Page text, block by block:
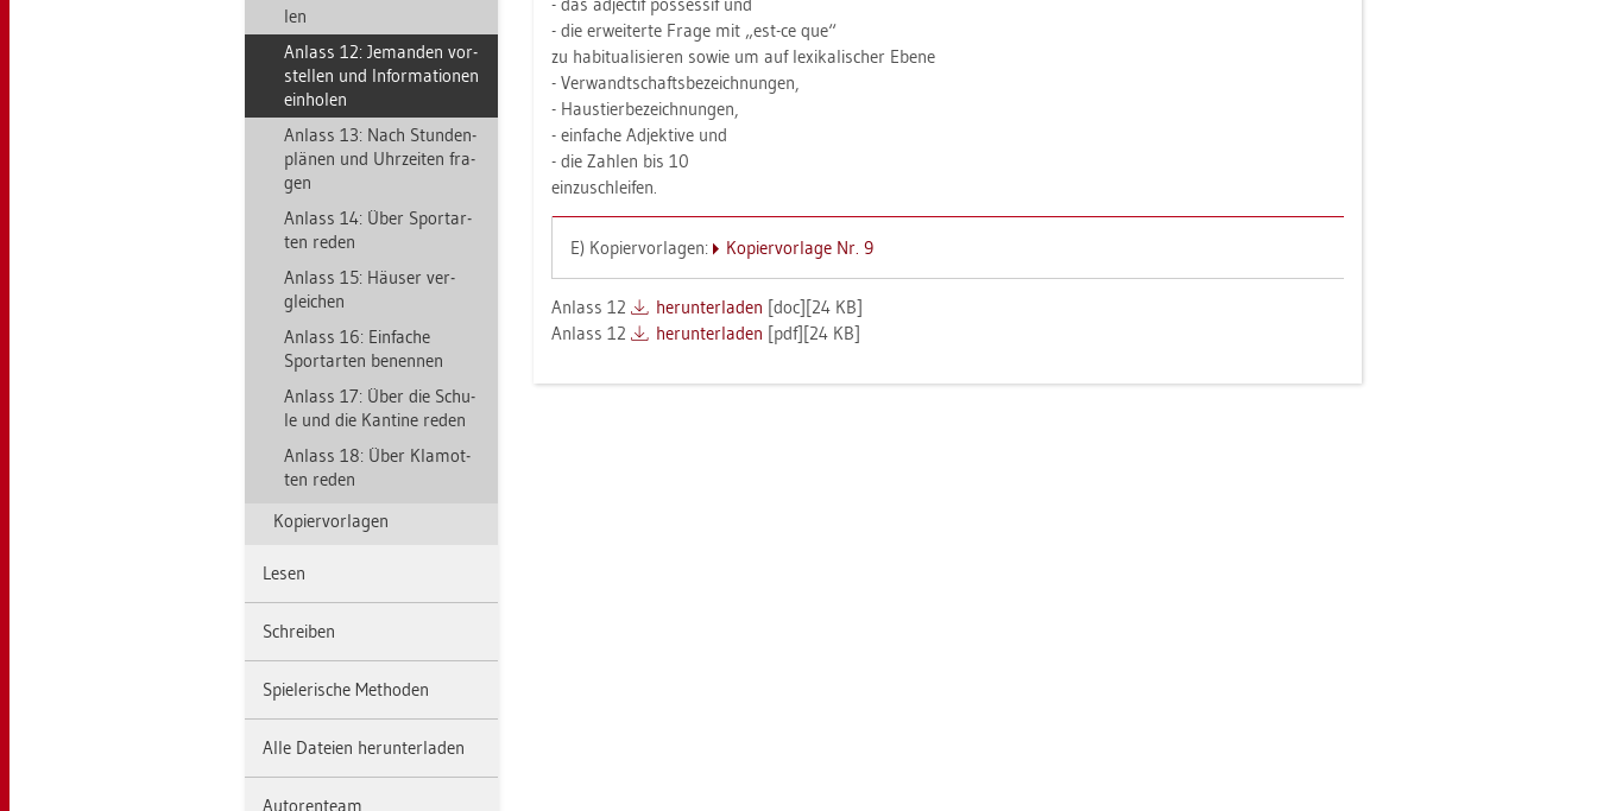
len
An­lass 12: Je­man­den vor­
stel­len und In­for­ma­tio­nen
ein­ho­len
An­lass 13: Nach Stun­den­
plä­nen und Uhr­zei­ten fra­
gen
An­lass 14: Über Sport­ar­
ten reden
An­lass 15: Häu­ser ver­
glei­chen
An­lass 16: Ein­fa­che
Sport­ar­ten be­nen­nen
An­lass 17: Über die Schu­
le und die Kan­ti­ne reden
An­lass 18: Über Kla­mot­
ten reden
Ko­pier­vor­la­gen
Lesen
Schrei­ben
Spie­le­ri­sche Me­tho­den
Alle Da­tei­en her­un­ter­la­den
Au­to­ren­team
- die er­wei­ter­te Frage mit „est-ce que“
zu ha­b­itua­li­sie­ren sowie um auf le­xi­ka­li­scher Ebene
- Ver­wandt­schafts­be­zeich­nun­gen,
- Haus­tier­be­zeich­nun­gen,
- ein­fa­che Ad­jek­ti­ve und
- die Zah­len bis 10
ein­zu­schlei­fen.
E) Ko­pier­vor­la­gen: Ko­pier­vor­la­ge Nr. 9
An­lass 12 her­un­ter­la­den [doc][24 KB]
An­lass 12
her­un­ter­la­den [pdf][24 KB]